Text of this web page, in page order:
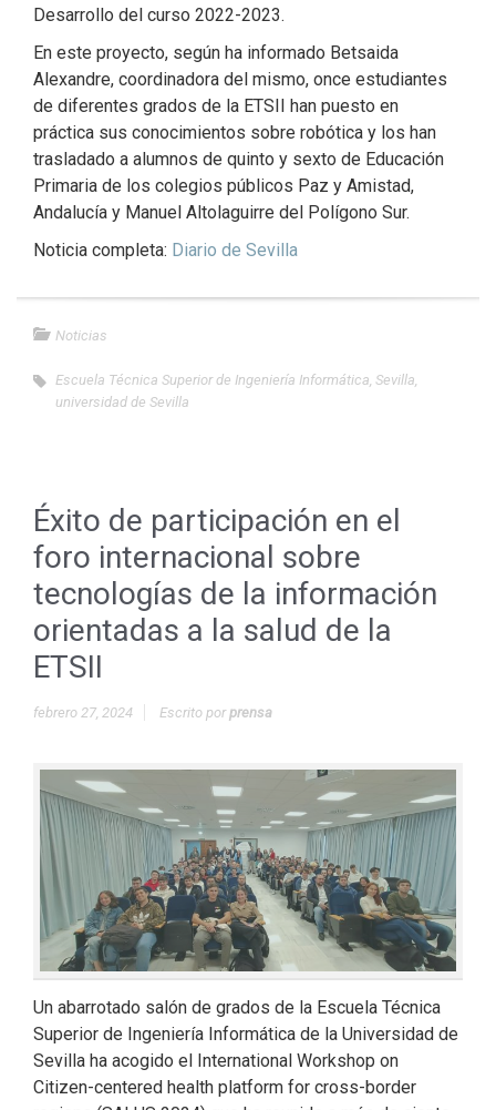
Desarrollo del curso 2022-2023.
En este proyecto, según ha informado Betsaida
Alexandre, coordinadora del mismo, once estudiantes
de diferentes grados de la ETSII han puesto en
práctica sus conocimientos sobre robótica y los han
trasladado a alumnos de quinto y sexto de Educación
Primaria de los colegios públicos Paz y Amistad,
Andalucía y Manuel Altolaguirre del Polígono Sur.
Noticia completa: Diario de Sevilla
Noticias
Escuela Técnica Superior de Ingeniería Informática Sevilla
universidad de Sevilla
Éxito de participación en el
foro internacional sobre
tecnologías de la información
orientadas a la salud de la
ETSII
febrero 27, 2024 Escrito porprensa
Un abarrotado salón de grados de la Escuela Técnica
Superior de Ingeniería Informática de la Universidad de
Sevilla ha acogido el International Workshop on
Citizen-centered health platform for cross-border